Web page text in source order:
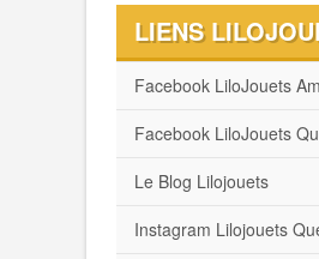
LIENS
Facebook LiloJouets
Facebook LiloJouets
Le Blog Lilojouets
Instagram Lilojouets